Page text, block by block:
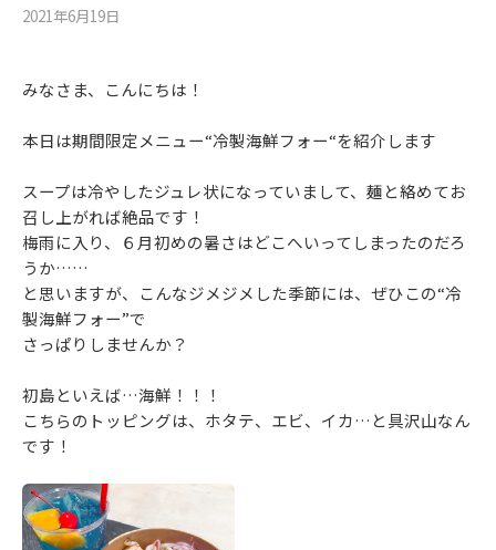
2021年6月19⽇
みなさま、こんにちは！
本日は期間限定メニュー“冷製海鮮フォー“を紹介します
スープは冷やしたジュレ状になっていまして、麺と絡めてお
召し上がれば絶品です！
梅雨に入り、６月初めの暑さはどこへいってしまったのだろ
うか……
と思いますが、こんなジメジメした季節には、ぜひこの“冷
製海鮮フォー”で
さっぱりしませんか？
初島といえば…海鮮！！！
こちらのトッピングは、ホタテ、エビ、イカ…と具沢山なん
です！